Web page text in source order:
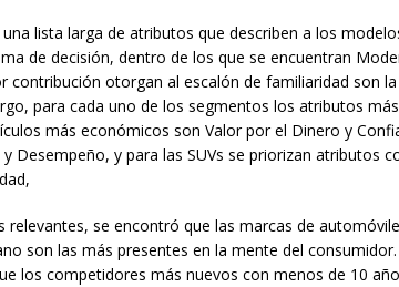
lista larga de atributos que describen a los
de decisión, dentro de los que se encuentran
contribución otorgan al escalón de familiaridad son la
para cada uno de los segmentos los atributos
más económicos son Valor por el Dinero y
Desempeño, y para las SUVs se priorizan atributos
relevantes, se encontró que las marcas de
son las más presentes en la mente del
los competidores más nuevos con menos de 10